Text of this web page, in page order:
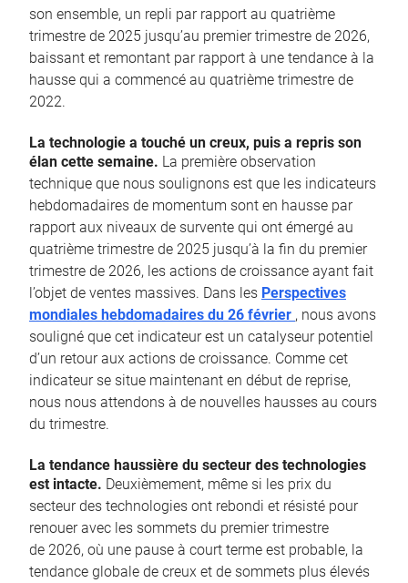
son ensemble, un repli par rapport au quatrième
trimestre de 2025 jusqu’au premier trimestre de 2026,
baissant et remontant par rapport à une tendance à la
hausse qui a commencé au quatrième trimestre de
2022.
La technologie a touché un creux, puis a repris son
élan cette semaine. La première observation
technique que nous soulignons est que les indicateurs
hebdomadaires de momentum sont en hausse par
rapport aux niveaux de survente qui ont émergé au
quatrième trimestre de 2025 jusqu’à la fin du premier
trimestre de 2026, les actions de croissance ayant fait
l’objet de ventes massives. Dans les Perspectives
mondiales hebdomadaires du 26 février , nous avons
souligné que cet indicateur est un catalyseur potentiel
d’un retour aux actions de croissance. Comme cet
indicateur se situe maintenant en début de reprise,
nous nous attendons à de nouvelles hausses au cours
du trimestre.
La tendance haussière du secteur des technologies
est intacte. Deuxièmement, même si les prix du
secteur des technologies ont rebondi et résisté pour
renouer avec les sommets du premier trimestre
de 2026, où une pause à court terme est probable, la
tendance globale de creux et de sommets plus élevés